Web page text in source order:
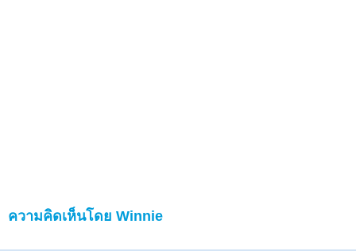
ความคิดเห็นโดย Winnie